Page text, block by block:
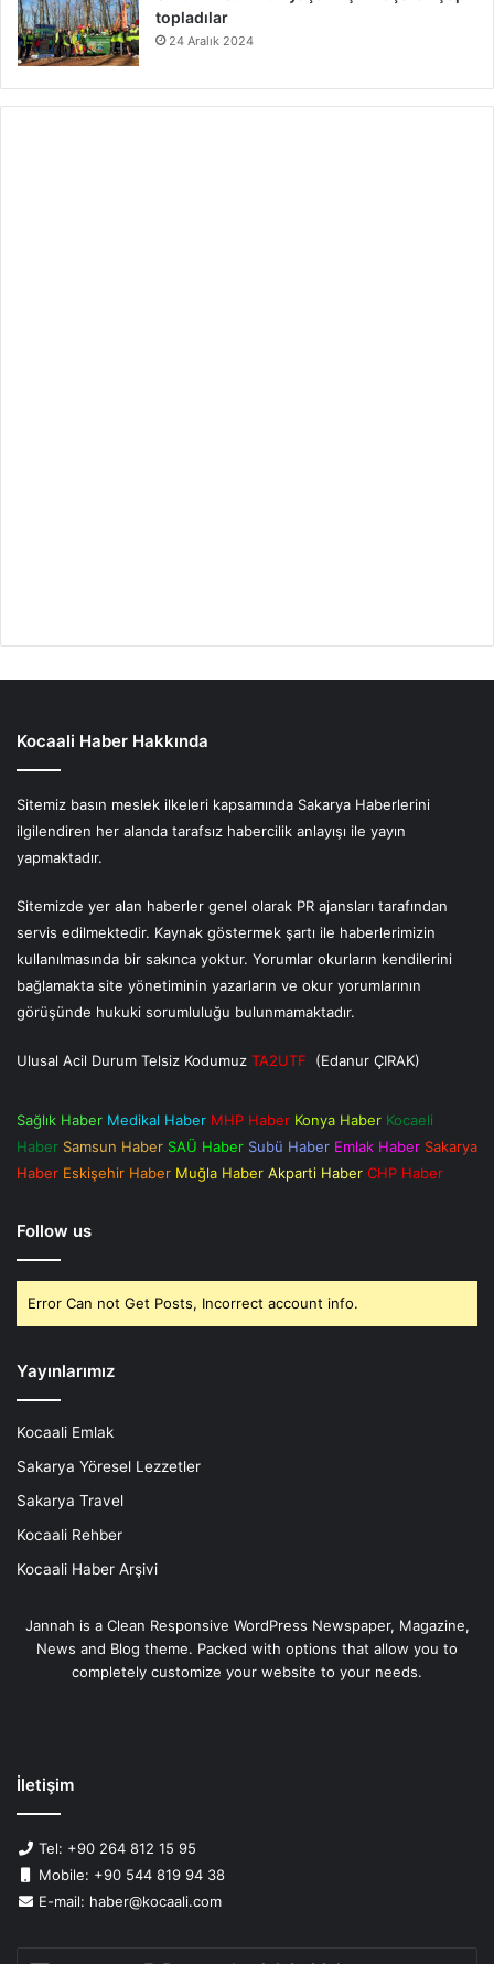
topladılar
24 Aralık 2024
Kocaali Haber Hakkında
Sitemiz basın meslek ilkeleri kapsamında Sakarya Haberlerini
ilgilendiren her alanda tarafsız habercilik anlayışı ile yayın
yapmaktadır.
Sitemizde yer alan haberler genel olarak PR ajansları tarafından
servis edilmektedir. Kaynak göstermek şartı ile haberlerimizin
kullanılmasında bir sakınca yoktur. Yorumlar okurların kendilerini
bağlamakta site yönetiminin yazarların ve okur yorumlarının
görüşünde hukuki sorumluluğu bulunmamaktadır.
Ulusal Acil Durum Telsiz Kodumuz TA2UTF (Edanur ÇIRAK)
Sağlık Haber Medikal Haber MHP Haber Konya Haber Kocaeli
Haber Samsun Haber SAÜ Haber Subü Haber Emlak Haber Sakarya
Haber Eskişehir Haber Muğla Haber Akparti Haber CHP Haber
Follow us
Error Can not Get Posts, Incorrect account info.
Yayınlarımız
Kocaali Emlak
Sakarya Yöresel Lezzetler
Sakarya Travel
Kocaali Rehber
Kocaali Haber Arşivi
Jannah is a Clean Responsive WordPress Newspaper, Magazine,
News and Blog theme. Packed with options that allow you to
completely customize your website to your needs.
İletişim
Tel: +90 264 812 15 95
Mobile: +90 544 819 94 38
E-mail: haber@kocaali.com